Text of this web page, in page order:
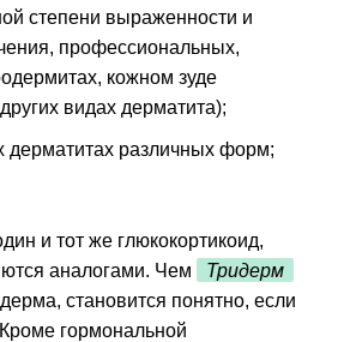
степени выраженности и
профессиональных,
кожном зуде
видах дерматита);
дерматитах различных форм;
и тот же глюкокортикоид,
аналогами. Чем
Тридерм
становится понятно, если
гормональной